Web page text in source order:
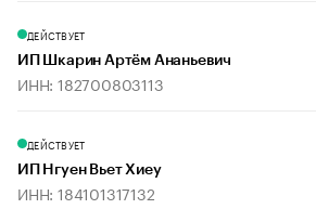
ДЕЙСТВУЕТ
ИП Шкарин Артём Ананьевич
ИНН: 182700803113
ДЕЙСТВУЕТ
ИП Нгуен Вьет Хиеу
ИНН: 184101317132